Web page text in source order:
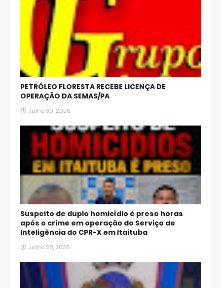
PETRÓLEO FLORESTA RECEBE LICENÇA DE
OPERAÇÃO DA SEMAS/PA
Julho 30, 2026
Suspeito de duplo homicídio é preso horas
após o crime em operação do Serviço de
Inteligência do CPR-X em Itaituba
Julho 28, 2026